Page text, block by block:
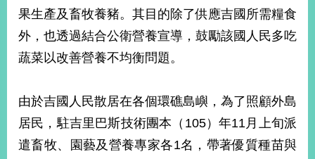
果生產及畜牧養豬。其目的除了供應吉國所需糧食
外，也透過結合公衛營養宣導，鼓勵該國人民多吃
蔬菜以改善營養不均衡問題。
由於吉國人民散居在各個環礁島嶼，為了照顧外島
居民，駐吉里巴斯技術團本（105）年11月上旬派
遣畜牧、園藝及營養專家各1名，帶著優質種苗與